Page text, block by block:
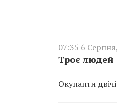
07:35 6
Троє людей
Окупанти